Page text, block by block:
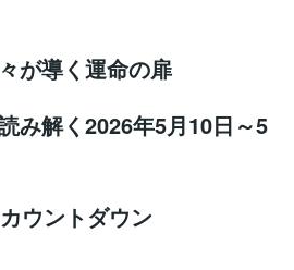
が導く運命の扉
み解く2026年5月10日～5
ウントダウン